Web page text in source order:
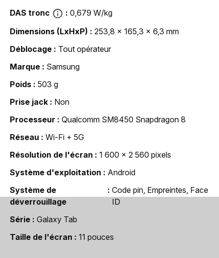
DAS tronc
0,679 W/kg
Dimensions (LxHxP)
253,8 x 165,3 x 6,3 mm
Déblocage
Tout opérateur
Marque
Samsung
Poids
503 g
Prise jack
Non
Processeur
Qualcomm SM8450 Snapdragon 8
Réseau
Wi-Fi + 5G
Résolution de l'écran
1 600 x 2 560 pixels
Système d'exploitation
Android
Système de
déverrouillage
Code pin, Empreintes, Face
ID
Série
Galaxy Tab
Taille de l'écran
11 pouces